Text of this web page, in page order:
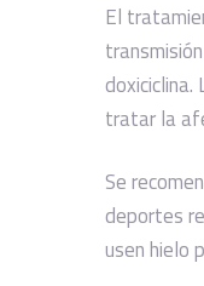
El
doxiciclina.
tratar la
Se
deportes
usen hielo